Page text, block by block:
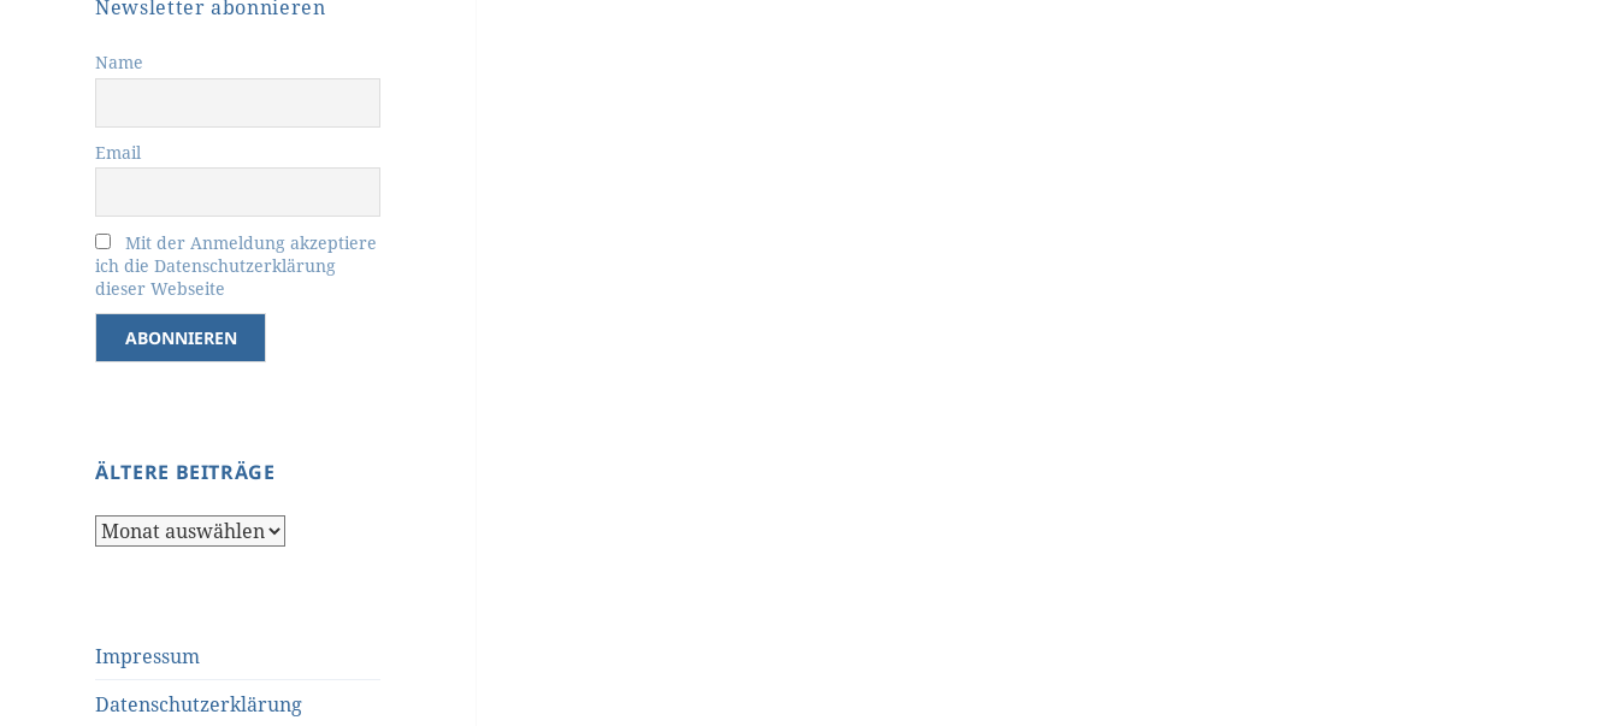
Newsletter abonnieren
Name
Email
Mit der Anmeldung akzeptiere
ich die Datenschutzerklärung
dieser Webseite
ÄLTERE BEITRÄGE
Ältere
Impressum
Datenschutzerklärung